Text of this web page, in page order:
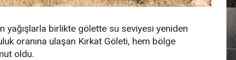
yağışlarla birlikte gölette su seviyesi yeniden
oranına ulaşan Kırkat Göleti, hem bölge
oldu.